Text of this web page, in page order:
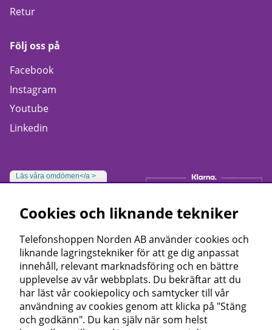
Retur
Följ oss på
Facebook
Instagram
Youtube
Linkedin
Läs våra omdömen</a >
Cookies och liknande tekniker
Telefonshoppen Norden AB använder cookies och
liknande lagringstekniker för att ge dig anpassat
innehåll, relevant marknadsföring och en bättre
upplevelse av vår webbplats. Du bekräftar att du
har läst vår cookiepolicy och samtycker till vår
användning av cookies genom att klicka på "Stäng
och godkänn". Du kan själv när som helst